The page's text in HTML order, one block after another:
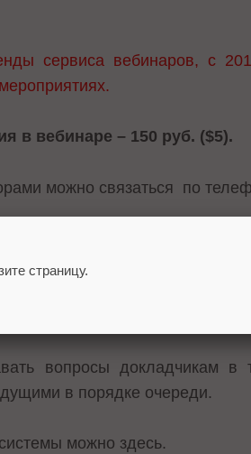
сервиса вебинаров, с
в вебинаре – 150 руб. ($5).
можно связаться по
вопросы докладчикам в
в порядке очереди.
можно здесь.
страницу.